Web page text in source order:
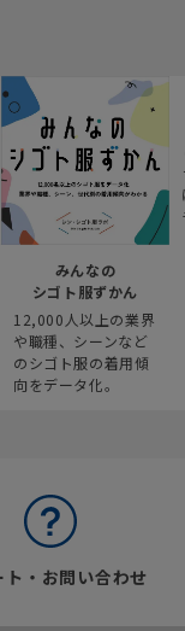
みんなの
シゴト服ずかん
12,000人以上の業界
や職種、シーンなど
のシゴト服の着用傾
向をデータ化。
ト・お問い合わせ